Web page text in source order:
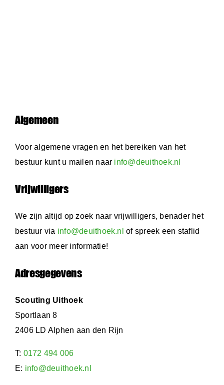
Algemeen
Voor algemene vragen en het bereiken van het
bestuur kunt u mailen naar info@deuithoek.nl
Vrijwilligers
We zijn altijd op zoek naar vrijwilligers, benader het
bestuur via info@deuithoek.nl of spreek een staflid
aan voor meer informatie!
Adresgegevens
Scouting Uithoek
Sportlaan 8
2406 LD Alphen aan den Rijn
T: 0172 494 006
E: info@deuithoek.nl